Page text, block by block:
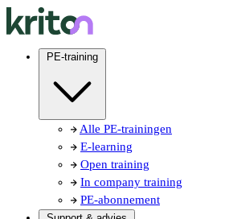
PE-training
Alle PE-trainingen
E-learning
Open training
In company training
PE-abonnement